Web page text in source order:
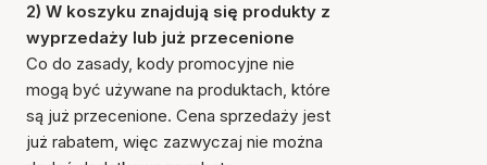
2) W koszyku znajdują się produkty z
wyprzedaży lub już przecenione
Co do zasady, kody promocyjne nie
mogą być używane na produktach, które
są już przecenione. Cena sprzedaży jest
już rabatem, więc zazwyczaj nie można